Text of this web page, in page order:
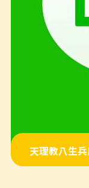
天理教八生